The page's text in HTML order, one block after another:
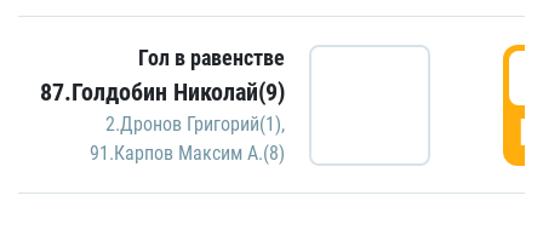
Гол в равенстве
87.Голдобин Николай(9)
2.Дронов Григорий(1),
91.Карпов Максим А.(8)